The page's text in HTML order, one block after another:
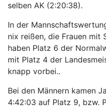
selben AK (2:20:38).
In der
nix reißen, die Frauen mit
haben Platz 6 der
mit Platz 4 der
knapp vorbei..
Bei den Männern kamen
4:42:03 auf Platz 9, bzw.